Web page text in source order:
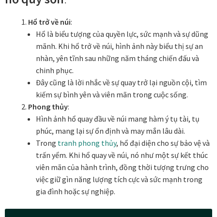
Đóng khung tranh canvas – tranh sơn dầu
Đóng khung tranh đính đá
Đóng khung tranh kính cho tranh ảnh, giấy mỹ thuật,
poster, bản vẽ tay
Đóng khung tranh sơn mài
Đóng khung tranh thêu
Giới Thiệu Mia Home
Hổ trở về núi:
Hổ là biểu tượng của quyền lực, sức mạnh và sự dũng
mãnh. Khi hổ trở về núi, hình ảnh này biểu thị sự an
nhàn, yên tĩnh sau những năm tháng chiến đấu và
chinh phục.
Đây cũng là lời nhắc về sự quay trở lại nguồn cội, tìm
kiếm sự bình yên và viên mãn trong cuộc sống.
Phong thủy:
Hình ảnh hổ quay đầu về núi mang hàm ý tụ tài, tụ
phúc, mang lại sự ổn định và may mắn lâu dài.
Trong tranh phong thủy, hổ đại diện cho sự bảo vệ và
trấn yểm. Khi hổ quay về núi, nó như một sự kết thúc
viên mãn của hành trình, đồng thời tượng trưng cho
việc giữ gìn năng lượng tích cực và sức mạnh trong
gia đình hoặc sự nghiệp.